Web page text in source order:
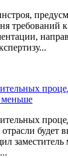
требований
меньше
отрасли будет